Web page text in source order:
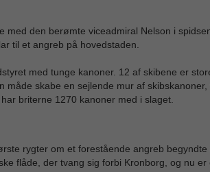
med den berømte viceadmiral Nelson i
til et angreb på hovedstaden.
med tunge kanoner. 12 af skibene er
skabe en sejlende mur af skibskanoner,
briterne 1270 kanoner med i slaget.
rygter om et forestående angreb begyndte
flåde, der tvang sig forbi Kronborg, og nu er